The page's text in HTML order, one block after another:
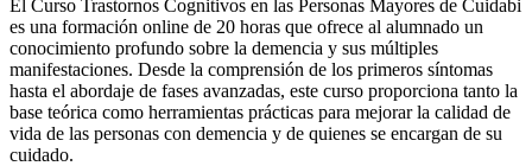
El Curso Trastornos Cognitivos en las Personas Mayores de Cuidabi
es una formación online de 20 horas que ofrece al alumnado un
conocimiento profundo sobre la demencia y sus múltiples
manifestaciones. Desde la comprensión de los primeros síntomas
hasta el abordaje de fases avanzadas, este curso proporciona tanto la
base teórica como herramientas prácticas para mejorar la calidad de
vida de las personas con demencia y de quienes se encargan de su
cuidado.